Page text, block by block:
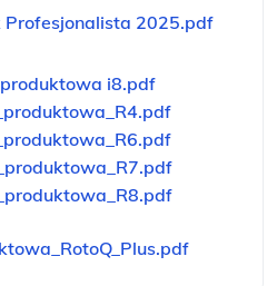
Profesjonalista 2025.pdf
i8.pdf